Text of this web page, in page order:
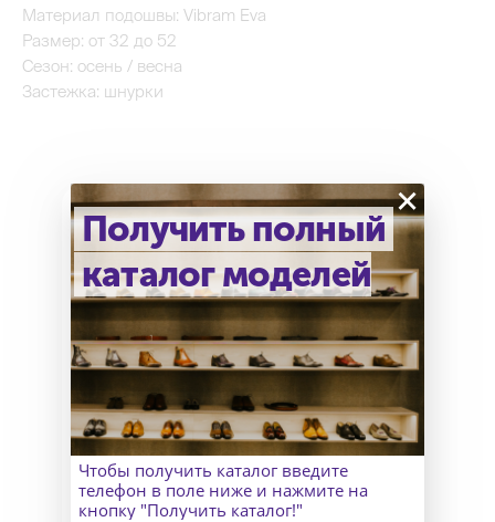
Материал подошвы: Vibram Eva
Размер: от 32 до 52
Сезон: осень / весна
Застежка: шнурки
замерщик, а для клиентов
из других городов организуем
удаленный пошив и отправим
макеты для снятия мерок.
Как узнать точный размер?
Получить полный
каталог моделей
×
Чтобы получить каталог введите
телефон в поле ниже и нажмите на
кнопку "Получить каталог!"